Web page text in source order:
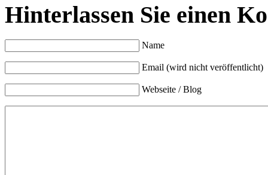
Hinterlassen Sie einen
Name
Email (wird nicht veröffentlicht)
Webseite / Blog